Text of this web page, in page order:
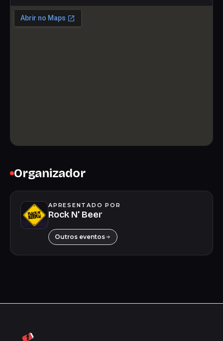
Organizador
APRESENTADO POR
Rock N' Beer
Outros eventos